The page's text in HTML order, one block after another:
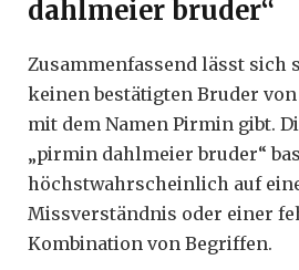
dahlmeier bruder“
Zusammenfassend lässt sich
keinen bestätigten Bruder
mit dem Namen Pirmin gibt.
„pirmin dahlmeier bruder“
höchstwahrscheinlich auf
Missverständnis oder einer
Kombination von Begriffen.